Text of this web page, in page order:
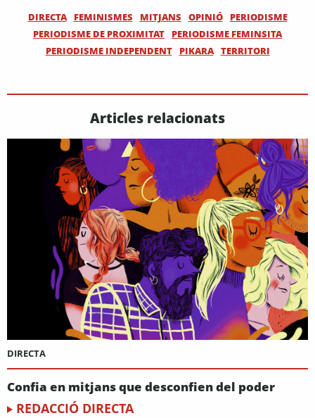
DIRECTA FEMINISMES MITJANS OPINIÓ
PERIODISME
PERIODISME DE PROXIMITAT
PERIODISME FEMINSITA
PERIODISME INDEPENDENT
PIKARA TERRITORI
Articles relacionats
DIRECTA
Confia en mitjans que desconfien del poder
REDACCIÓ DIRECTA